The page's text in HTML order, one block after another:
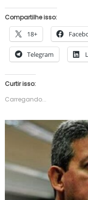
Compartilhe isso:
18+
Telegram
Curtir isso:
Carregando...